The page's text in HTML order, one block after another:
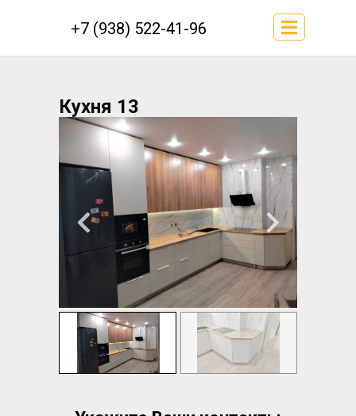
+7 (938) 522-41-96
Кухня 13